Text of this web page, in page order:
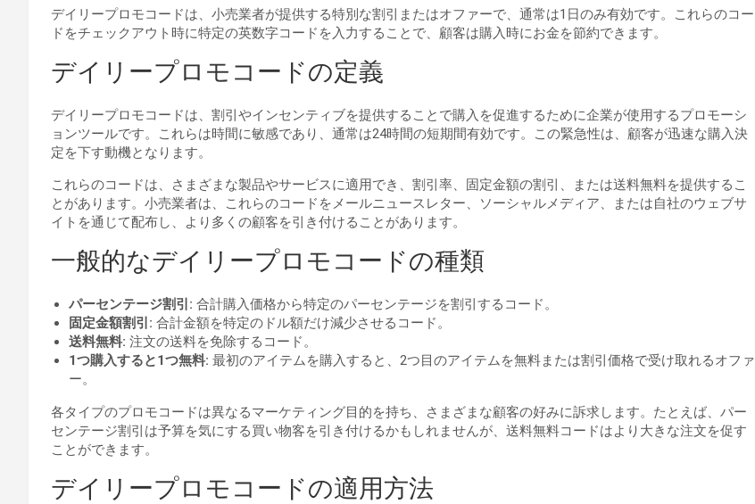
デイリープロモコードは、小売業者が提供する特別な割引またはオファーで、通常は1日のみ有効です。これらのコー
ドをチェックアウト時に特定の英数字コードを入力することで、顧客は購入時にお金を節約できます。
デイリープロモコードの定義
デイリープロモコードは、割引やインセンティブを提供することで購入を促進するために企業が使用するプロモーシ
ョンツールです。これらは時間に敏感であり、通常は24時間の短期間有効です。この緊急性は、顧客が迅速な購入決
定を下す動機となります。
これらのコードは、さまざまな製品やサービスに適用でき、割引率、固定金額の割引、または送料無料を提供するこ
とがあります。小売業者は、これらのコードをメールニュースレター、ソーシャルメディア、または自社のウェブサ
イトを通じて配布し、より多くの顧客を引き付けることがあります。
一般的なデイリープロモコードの種類
パーセンテージ割引: 合計購入価格から特定のパーセンテージを割引するコード。
固定金額割引: 合計金額を特定のドル額だけ減少させるコード。
送料無料: 注文の送料を免除するコード。
1つ購入すると1つ無料: 最初のアイテムを購入すると、2つ目のアイテムを無料または割引価格で受け取れるオファ
ー。
各タイプのプロモコードは異なるマーケティング目的を持ち、さまざまな顧客の好みに訴求します。たとえば、パー
センテージ割引は予算を気にする買い物客を引き付けるかもしれませんが、送料無料コードはより大きな注文を促す
ことができます。
デイリープロモコードの適用方法